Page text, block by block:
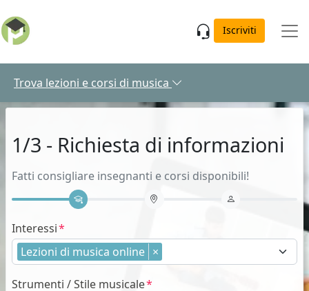
Iscriviti
Trova lezioni e corsi di musica
1/3 - Richiesta di informazioni
Fatti consigliare insegnanti e corsi disponibili!
Interessi
Lezioni di musica online ×
Strumenti / Stile musicale